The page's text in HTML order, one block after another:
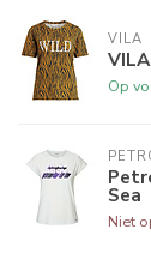
VILA
Op
Sea
Niet